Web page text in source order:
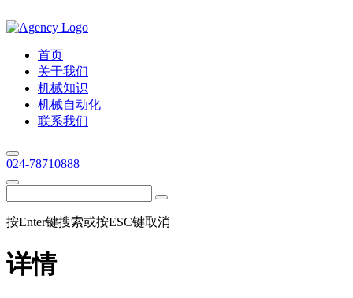
首页
关于我们
机械知识
机械自动化
联系我们
024-78710888
按Enter键搜索或按ESC键取消
详情